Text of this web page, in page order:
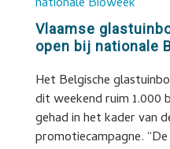
Vlaamse
open bij nationale
Het Belgische
dit weekend ruim 1.000
gehad in het kader van
promotiecampagne. “De